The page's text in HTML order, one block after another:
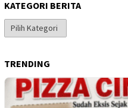
KATEGORI BERITA
Kategori
Berita
TRENDING